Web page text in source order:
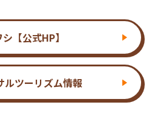
【公式HP】
ルツーリズム情報